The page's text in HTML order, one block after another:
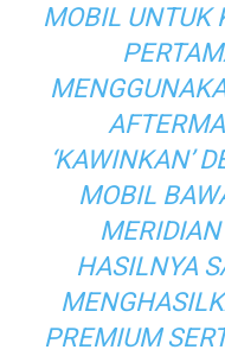
MOBIL UNTUK
‘KAWINKAN’
MOBIL
HASILNYA
PREMIUM